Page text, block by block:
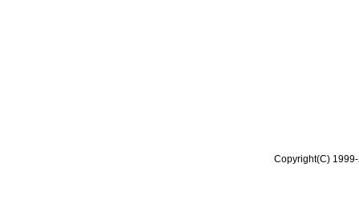
Copyright(C)